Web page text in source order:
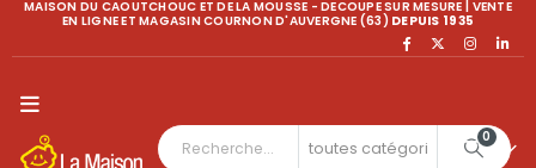
MAISON DU CAOUTCHOUC ET DE LA MOUSSE - DECOUPE SUR MESURE | VENTE
EN LIGNE ET MAGASIN COURNON D'AUVERGNE (63) DEPUIS 1935
0